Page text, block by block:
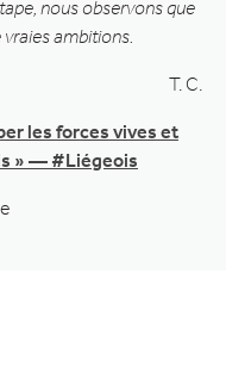
nous observons que
ambitions.
T. C.
les forces vives et
» — #Liégeois